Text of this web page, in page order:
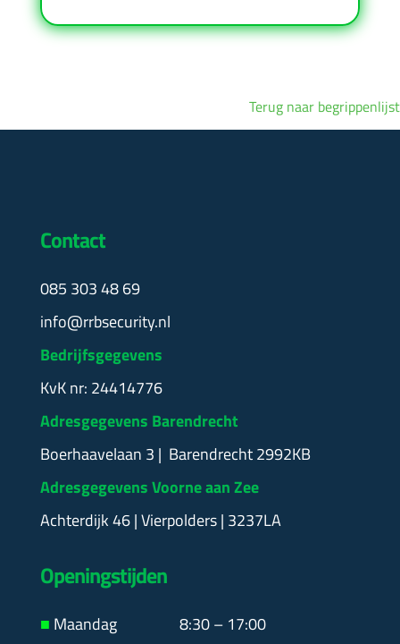
Terug naar begrippenlijst
Contact
085 303 48 69
info@rrbsecurity.nl
Bedrijfsgegevens
KvK nr: 24414776
Adresgegevens Barendrecht
Boerhaavelaan 3 | Barendrecht 2992KB
Adresgegevens Voorne aan Zee
Achterdijk 46 | Vierpolders | 3237LA
Openingstijden
■ Maandag 8:30 – 17:00